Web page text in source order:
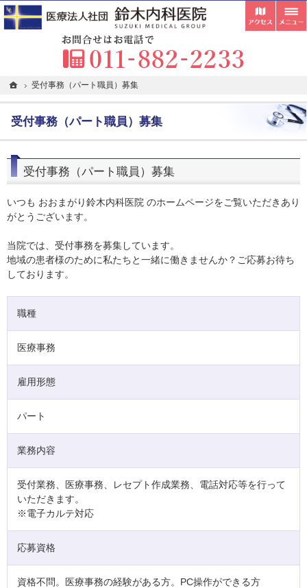
ホーム
受付事務（パート職員）募集
受付事務（パート職員）募集
胃カメラ・内視鏡検査・超音波検査の専門医が在籍。札幌市清田区の内科・クリニックな
札幌市清田区の内科・クリニックなら在宅往診・訪問看護にも対応している鈴木内科医院
受付事務（パート職員）募集
いつも おおまがり鈴木内科医院 のホームページをご覧いただきあり
がとうございます。
当院では、受付事務を募集しています。
地域の患者様のために私たちと一緒に働きませんか？ご応募お待ち
しております。
職種
医療事務
雇用形態
パート
業務内容
受付業務、医療事務、レセプト作成業務、電話対応等を行って
いただきます。
※電子カルテ対応
応募資格
資格不問。医療事務の経験がある方。PC操作ができる方
受付
ホーム
受付事務（パート職員）募集